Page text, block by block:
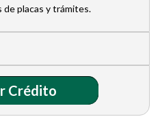
de placas y trámites.
Crédito